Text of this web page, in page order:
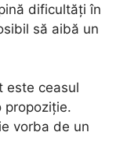
dificultăți în
să aibă un
este ceasul
propoziție.
vorba de un